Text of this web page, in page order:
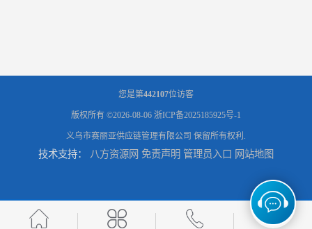
您是第442107位访客
版权所有 ©2026-08-06 浙ICP备2025185925号-1
义乌市赛丽亚供应链管理有限公司 保留所有权利.
技术支持： 八方资源网 免责声明 管理员入口 网站地图